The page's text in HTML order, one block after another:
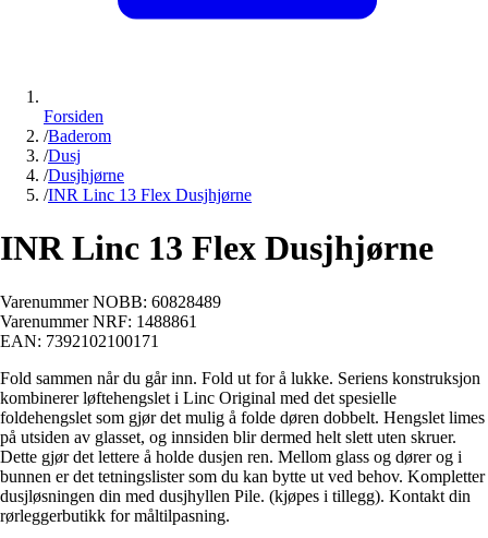
Forsiden
/Baderom
/Dusj
/Dusjhjørne
/INR Linc 13 Flex Dusjhjørne
INR Linc 13 Flex Dusjhjørne
Varenummer NOBB: 60828489
Varenummer NRF: 1488861
EAN: 7392102100171
Fold sammen når du går inn. Fold ut for å lukke. Seriens konstruksjon
kombinerer løftehengslet i Linc Original med det spesielle
foldehengslet som gjør det mulig å folde døren dobbelt. Hengslet limes
på utsiden av glasset, og innsiden blir dermed helt slett uten skruer.
Dette gjør det lettere å holde dusjen ren. Mellom glass og dører og i
bunnen er det tetningslister som du kan bytte ut ved behov. Kompletter
dusjløsningen din med dusjhyllen Pile. (kjøpes i tillegg). Kontakt din
rørleggerbutikk for måltilpasning.